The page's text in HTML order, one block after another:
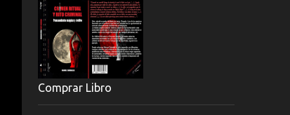
Comprar Libro